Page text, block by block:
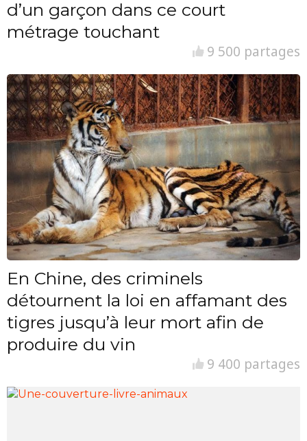
d’un garçon dans ce court
métrage touchant
9 500 partages
En Chine, des criminels
détournent la loi en affamant des
tigres jusqu’à leur mort afin de
produire du vin
9 400 partages